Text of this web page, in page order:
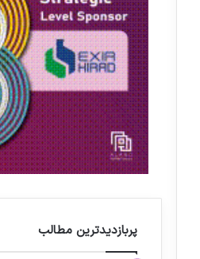
پربازدیدترین مطالب